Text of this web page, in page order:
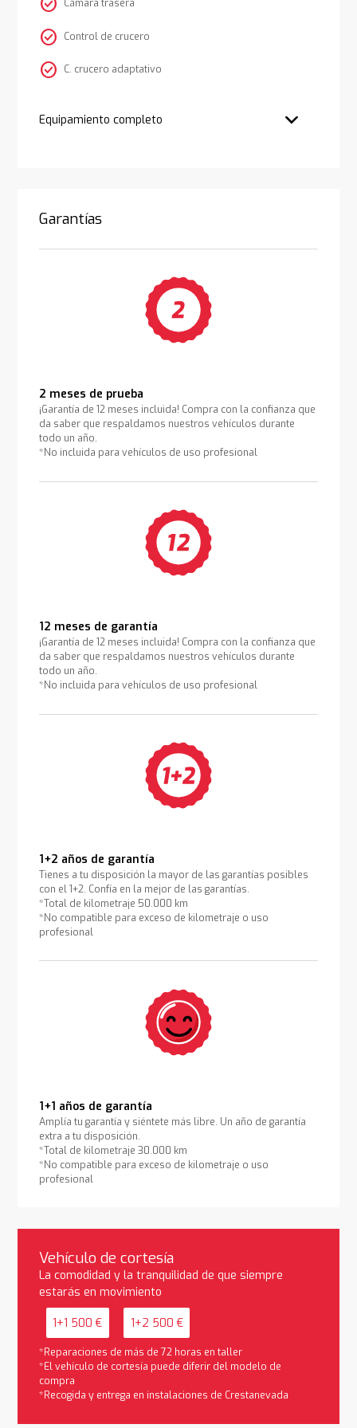
Cámara trasera
check_circle Control de crucero
check_circle C. crucero adaptativo
Equipamiento completo
Garantías
2 meses de prueba
¡Garantía de 12 meses incluida! Compra con la confianza que
da saber que respaldamos nuestros vehículos durante
todo un año.
*No incluida para vehículos de uso profesional
12 meses de garantía
¡Garantía de 12 meses incluida! Compra con la confianza que
da saber que respaldamos nuestros vehículos durante
todo un año.
*No incluida para vehículos de uso profesional
1+2 años de garantía
Tienes a tu disposición la mayor de las garantías posibles
con el 1+2. Confía en la mejor de las garantías.
*Total de kilometraje 50.000 km
*No compatible para exceso de kilometraje o uso
profesional
1+1 años de garantía
Amplía tu garantía y siéntete más libre. Un año de garantía
extra a tu disposición.
*Total de kilometraje 30.000 km
*No compatible para exceso de kilometraje o uso
profesional
Vehículo de cortesía
La comodidad y la tranquilidad de que siempre
estarás en movimiento
1+1 500 € 1+2 500 €
*Reparaciones de más de 72 horas en taller
*El vehículo de cortesía puede diferir del modelo de
compra
*Recogida y entrega en instalaciones de Crestanevada